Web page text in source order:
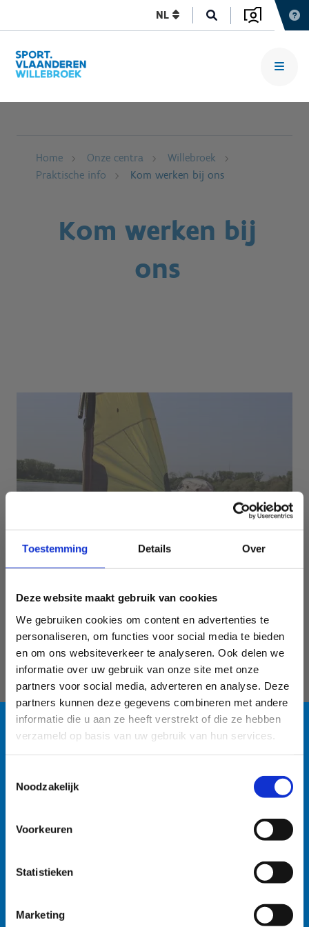
Toestemming Details Over
Deze website maakt gebruik van cookies
We gebruiken cookies om content en advertenties te
personaliseren, om functies voor social media te bieden
en om ons websiteverkeer te analyseren. Ook delen we
informatie over uw gebruik van onze site met onze
partners voor social media, adverteren en analyse. Deze
partners kunnen deze gegevens combineren met andere
informatie die u aan ze heeft verstrekt of die ze hebben
verzameld op basis van uw gebruik van hun services.
Noodzakelijk
Voorkeuren
Statistieken
Marketing
NL
watersportbaan
🚫 Helaas is er blauwalg vastgesteld in onze
watersportbaan. Dit betekent dat er vanaf nu een
recreatieverbod geldt. 🛶 Roeien, kajakken en zeilen
wordt afgeraden, maar kunnen mits volgende
na elke training. • Boten goed afspoelen na elke
Home Onze centra
Willebroek
Praktische info
Kom werken bij ons
Kom werken bij
ons
Gezocht: lesgevers sportklassen
en sportkampen
#sportersbelevenmeer